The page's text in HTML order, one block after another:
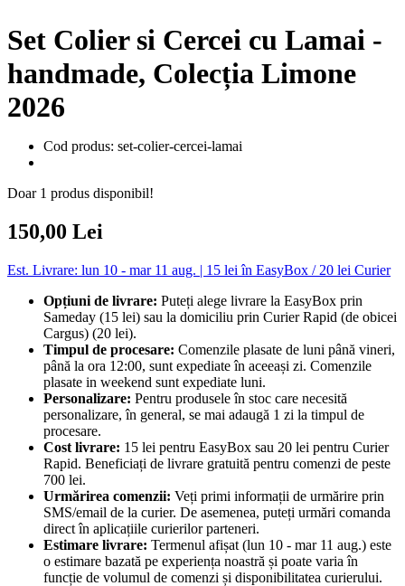
Set Colier si Cercei cu Lamai -
handmade, Colecția Limone
2026
Cod produs: set-colier-cercei-lamai
Doar 1 produs disponibil!
150,00 Lei
Est. Livrare: lun 10 - mar 11 aug. | 15 lei în EasyBox / 20 lei Curier
Opțiuni de livrare: Puteți alege livrare la EasyBox prin
Sameday (15 lei) sau la domiciliu prin Curier Rapid (de obicei
Cargus) (20 lei).
Timpul de procesare: Comenzile plasate de luni până vineri,
până la ora 12:00, sunt expediate în aceeași zi. Comenzile
plasate in weekend sunt expediate luni.
Personalizare: Pentru produsele în stoc care necesită
personalizare, în general, se mai adaugă 1 zi la timpul de
procesare.
Cost livrare: 15 lei pentru EasyBox sau 20 lei pentru Curier
Rapid. Beneficiați de livrare gratuită pentru comenzi de peste
700 lei.
Urmărirea comenzii: Veți primi informații de urmărire prin
SMS/email de la curier. De asemenea, puteți urmări comanda
direct în aplicațiile curierilor parteneri.
Estimare livrare: Termenul afișat (lun 10 - mar 11 aug.) este
o estimare bazată pe experiența noastră și poate varia în
funcție de volumul de comenzi și disponibilitatea curierului.